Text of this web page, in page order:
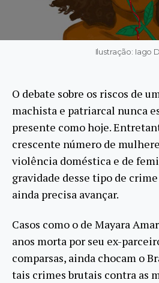
Ilustração: Iago
O debate sobre os riscos de
machista e patriarcal nunca
presente como hoje.
crescente número de
violência doméstica e de
gravidade desse tipo de
ainda precisa avançar.
Casos como o de Mayara
anos morta por seu ex-
comparsas, ainda chocam o
tais crimes brutais contra as